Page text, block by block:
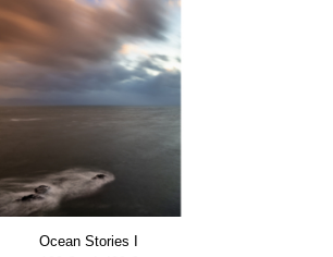
Ocean Stories I